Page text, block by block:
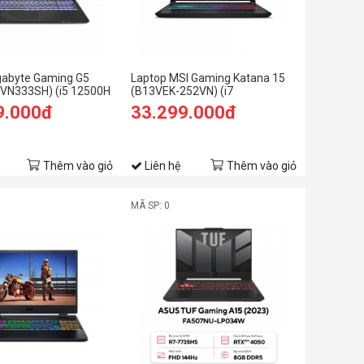
Gaming G5
(i5 12500H
512GB
6G/15.6 inch FHD
Thêm vào giỏ
Laptop MSI Gaming Katana 15
(B13VEK-252VN) (i7
13620H/8GB/512GB
SSD/RTX4050 6GB/15.6FHD
33.299.000đ
Liên hệ Thêm vào giỏ
MÃ SP: 0